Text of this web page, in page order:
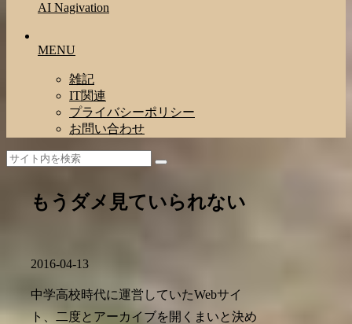
AI Nagivation
MENU
雑記
IT関連
プライバシーポリシー
お問い合わせ
もうダメ見ていられない
2016-04-13
中学高校時代に運営していたWebサイ
ト、二度とアーカイブを開くまいと決め